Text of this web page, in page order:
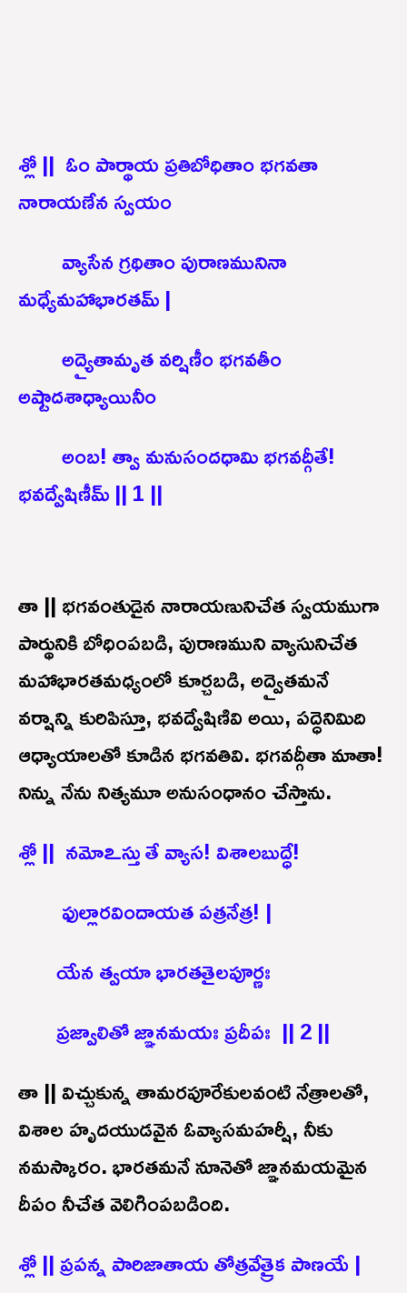
శ్లో || ఓం పార్థాయ ప్రతిబోధితాం భగవతా
నారాయణేన స్వయం
వ్యాసేన గ్రథితాం పురాణమునినా
మధ్యేమహాభారతమ్ |
అద్యైతామృత వర్షిణీం భగవతీం
అష్టాదశాధ్యాయినీం
అంబ! త్వా మనుసందధామి భగవద్గీతే!
భవద్వేషిణీమ్ || 1 ||
తా || భగవంతుడైన నారాయణునిచేత స్వయముగా
పార్థునికి బోధింపబడి, పురాణముని వ్యాసునిచేత
మహాభారతమధ్యంలో కూర్చబడి, అద్వైతమనే
వర్షాన్ని కురిపిస్తూ, భవద్వేషిణివి అయి, పద్ధెనిమిది
ఆధ్యాయాలతో కూడిన భగవతివి. భగవద్గీతా మాతా!
నిన్ను నేను నిత్యమూ అనుసంధానం చేస్తాను.
శ్లో || నమోఽస్తు తే వ్యాస! విశాలబుద్ధే!
ఫుల్లారవిందాయత పత్రనేత్ర! |
యేన త్వయా భారతతైలపూర్ణః
ప్రజ్వాలితో జ్ఞానమయః ప్రదీపః || 2 ||
తా || విచ్చుకున్న తామరపూరేకులవంటి నేత్రాలతో,
విశాల హృదయుడవైన ఓవ్యాసమహర్షీ, నీకు
నమస్కారం. భారతమనే నూనెతో జ్ఞానమయమైన
దీపం నీచేత వెలిగింపబడింది.
శ్లో || ప్రపన్న పారిజాతాయ తోత్రవేత్రైక పాణయే |